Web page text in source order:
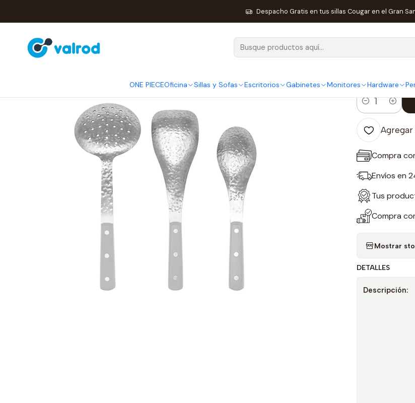
ONE PIECEOficina Sillas y Sofas Escritorios Gabinetes Monitores Hardware
Despacho Gratis en tus sillas Cougar en el Gran
Liquidación Cocina Set de utensilios Mad Hungry
Set de
Cantidad
Compra
Envíos en
Tus
Compra
Mostrar
DETALLES
Descripción: